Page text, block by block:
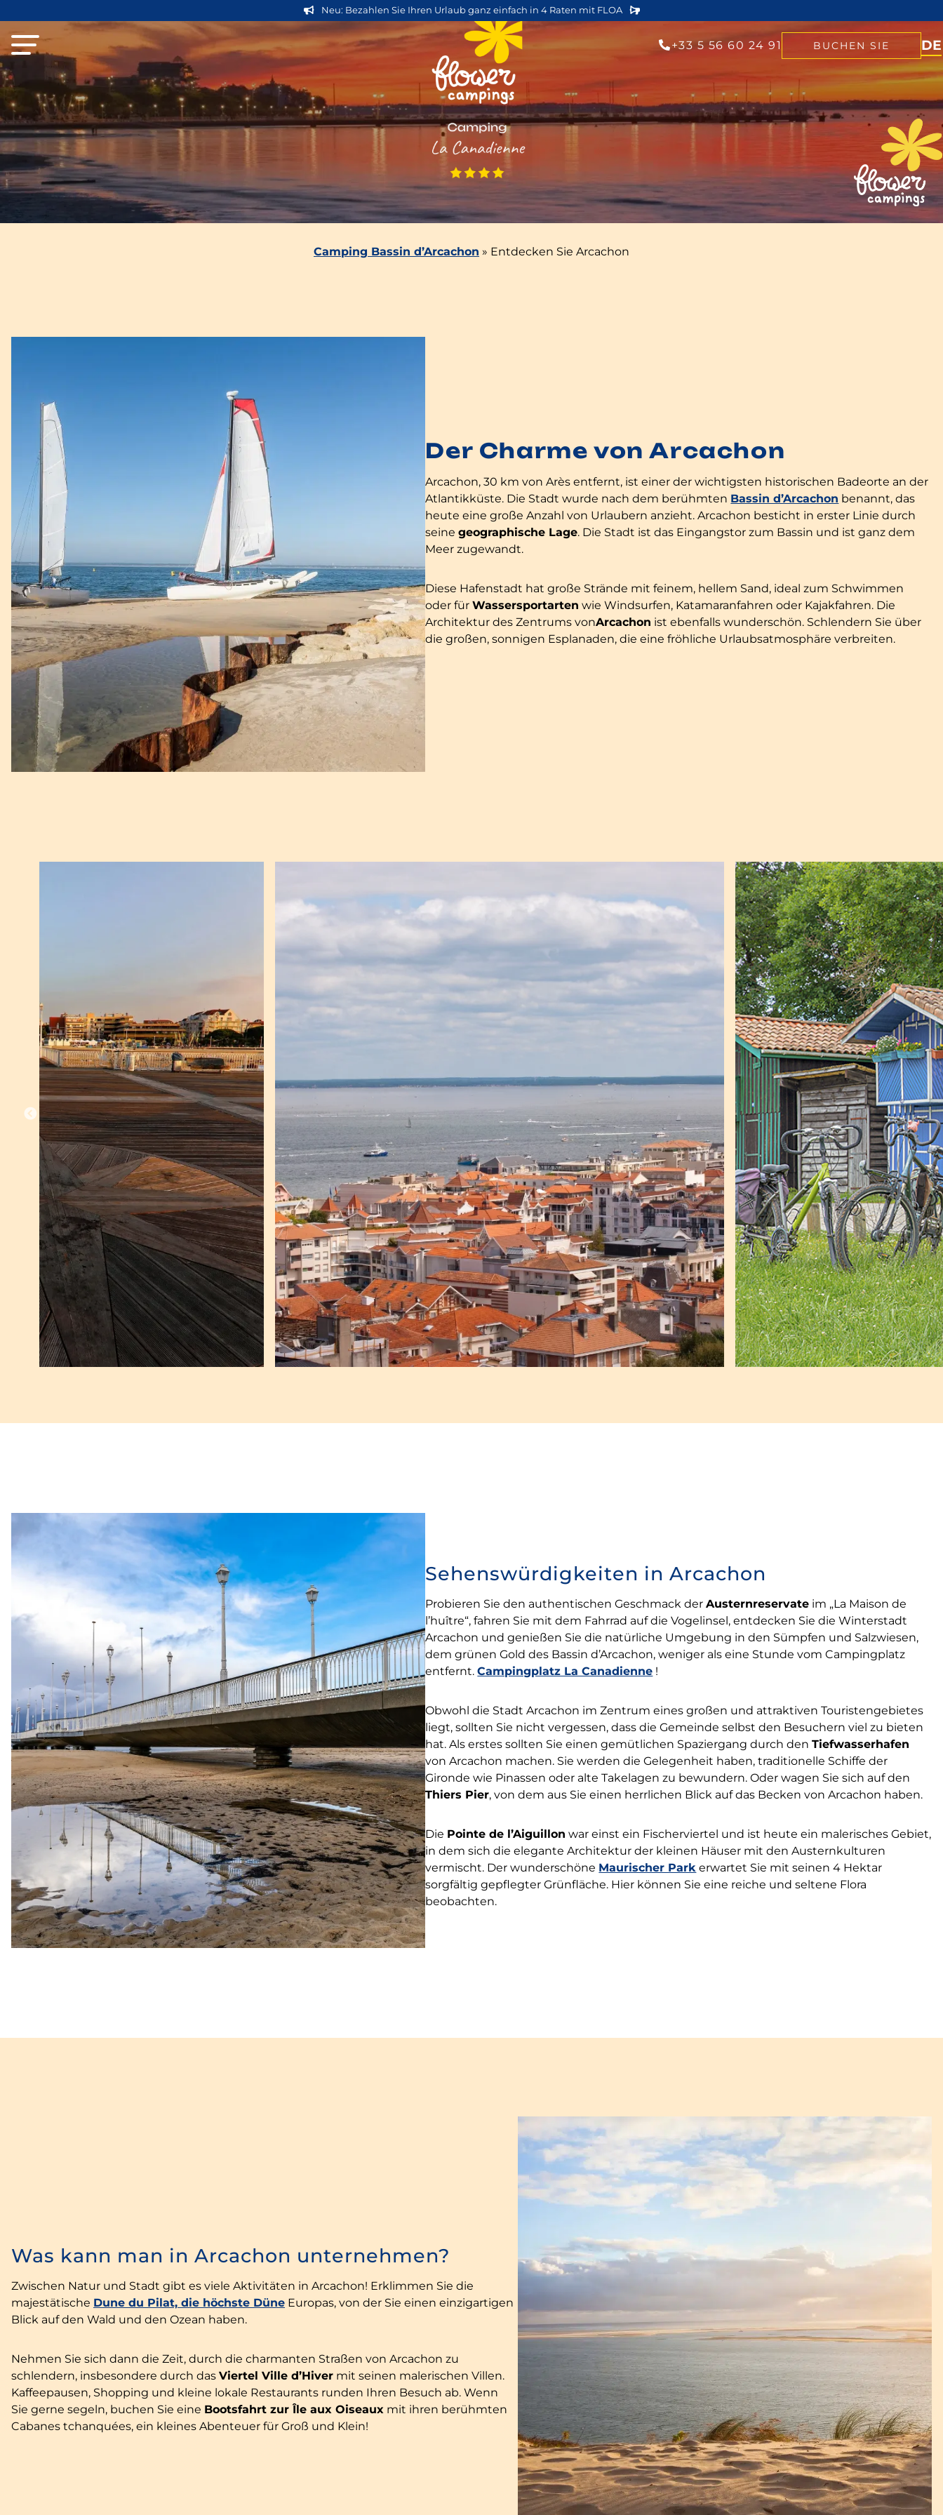
Neu: Bezahlen Sie Ihren Urlaub ganz einfach in 4 Raten mit FLOA
+33 5 56 60 24 91 BUCHEN SIE
NL
EN
FR
DE
Camping Bassin d’Arcachon » Entdecken Sie Arcachon
Der Charme von Arcachon
Arcachon, 30 km von Arès entfernt, ist einer der wichtigsten historischen Badeorte an der
Atlantikküste. Die Stadt wurde nach dem berühmten Bassin d’Arcachon benannt, das
heute eine große Anzahl von Urlaubern anzieht. Arcachon besticht in erster Linie durch
seinegeographische Lage. Die Stadt ist das Eingangstor zum Bassin und ist ganz dem
Meer zugewandt.
Diese Hafenstadt hat große Strände mit feinem, hellem Sand, ideal zum Schwimmen
oder fürWassersportarten wie Windsurfen, Katamaranfahren oder Kajakfahren. Die
Architektur des Zentrums vonArcachon ist ebenfalls wunderschön. Schlendern Sie über
die großen, sonnigen Esplanaden, die eine fröhliche Urlaubsatmosphäre verbreiten.
Sehenswürdigkeiten in Arcachon
Probieren Sie den authentischen Geschmack derAusternreservate im „La Maison de
l’huître“, fahren Sie mit dem Fahrrad auf die Vogelinsel, entdecken Sie die Winterstadt
Arcachon und genießen Sie die natürliche Umgebung in den Sümpfen und Salzwiesen,
dem grünen Gold des Bassin d’Arcachon, weniger als eine Stunde vom Campingplatz
entfernt.Campingplatz La Canadienne !
Obwohl die Stadt Arcachon im Zentrum eines großen und attraktiven Touristengebietes
liegt, sollten Sie nicht vergessen, dass die Gemeinde selbst den Besuchern viel zu bieten
hat. Als erstes sollten Sie einen gemütlichen Spaziergang durch denTiefwasserhafen
von Arcachon machen. Sie werden die Gelegenheit haben, traditionelle Schiffe der
Gironde wie Pinassen oder alte Takelagen zu bewundern. Oder wagen Sie sich auf den
Thiers Pier, von dem aus Sie einen herrlichen Blick auf das Becken von Arcachon haben.
Die Pointe de l’Aiguillon war einst ein Fischerviertel und ist heute ein malerisches Gebiet,
in dem sich die elegante Architektur der kleinen Häuser mit den Austernkulturen
vermischt. Der wunderschöne Maurischer Park erwartet Sie mit seinen 4 Hektar
sorgfältig gepflegter Grünfläche. Hier können Sie eine reiche und seltene Flora
beobachten.
Was kann man in Arcachon unternehmen?
Zwischen Natur und Stadt gibt es viele Aktivitäten in Arcachon! Erklimmen Sie die
majestätische Dune du Pilat, die höchste Düne Europas, von der Sie einen einzigartigen
Blick auf den Wald und den Ozean haben.
Nehmen Sie sich dann die Zeit, durch die charmanten Straßen von Arcachon zu
schlendern, insbesondere durch das Viertel Ville d’Hiver mit seinen malerischen Villen.
Kaffeepausen, Shopping und kleine lokale Restaurants runden Ihren Besuch ab. Wenn
Sie gerne segeln, buchen Sie eine Bootsfahrt zur Île aux Oiseaux mit ihren berühmten
Cabanes tchanquées, ein kleines Abenteuer für Groß und Klein!